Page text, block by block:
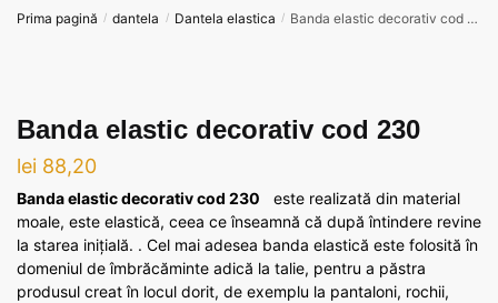
Prima pagină / dantela / Dantela elastica / Banda elastic decorativ cod 230
Banda elastic decorativ cod 230
lei 88,20
Banda elastic decorativ cod 230 este realizată din material
moale, este elastică, ceea ce înseamnă că după întindere revine
la starea inițială. . Cel mai adesea banda elastică este folosită în
domeniul de îmbrăcăminte adică la talie, pentru a păstra
produsul creat în locul dorit, de exemplu la pantaloni, rochii,